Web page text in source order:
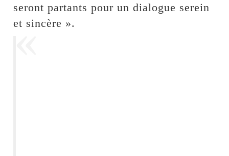
seront partants pour un dialogue serein
et sincère ».